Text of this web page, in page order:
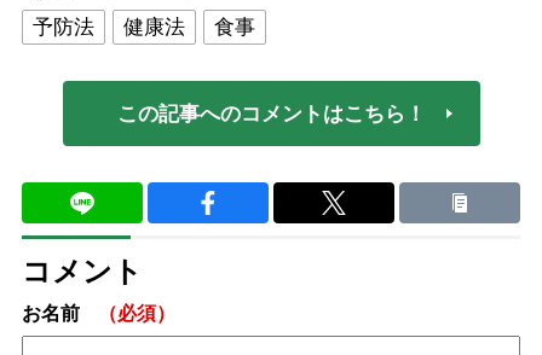
予防法
健康法 食事
この記事へのコメントはこちら！
コメント
お名前 （必須）